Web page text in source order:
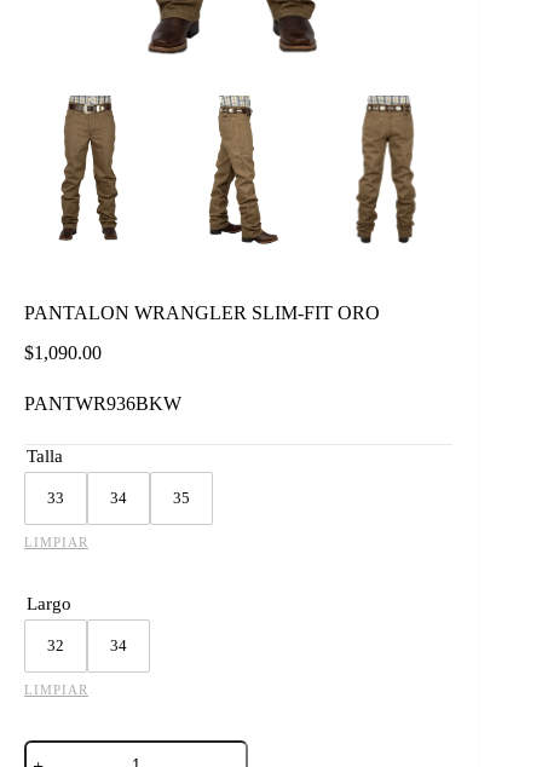
PANTALON WRANGLER SLIM-FIT ORO
$1,090.00
PANTWR936BKW
Talla
33 34 35
LIMPIAR
Largo
32 34
LIMPIAR
PANTALON